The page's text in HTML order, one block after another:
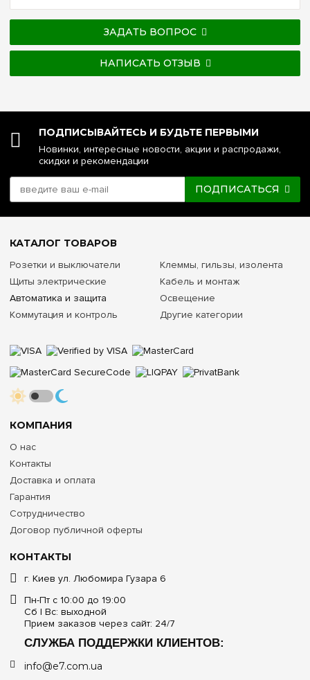
ЗАДАТЬ ВОПРОС
НАПИСАТЬ ОТЗЫВ
ПОДПИСЫВАЙТЕСЬ И БУДЬТЕ ПЕРВЫМИ
Новинки, интересные новости, акции и распродажи,
скидки и рекомендации
ПОДПИСАТЬСЯ
КОНТАКТЫ
г. Киев ул. Любомира Гузара 6
Пн-Пт с 10:00 до 19:00
Сб | Вс: выходной
Прием заказов через сайт: 24/7
СЛУЖБА ПОДДЕРЖКИ КЛИЕНТОВ:
info@e7.com.ua
КОМПАНИЯ
О нас
Контакты
Доставка и оплата
Гарантия
Сотрудничество
Договор публичной оферты
КАТАЛОГ ТОВАРОВ
Розетки и выключатели
Щиты электрические
Автоматика и защита
Коммутация и контроль
Клеммы, гильзы, изолента
Кабель и монтаж
Освещение
Другие категории